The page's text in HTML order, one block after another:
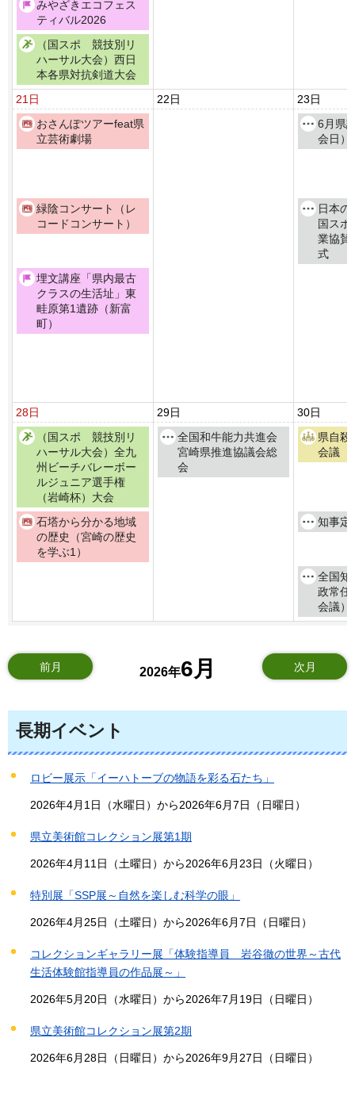
みやざきエコフェス
ティバル2026
（国スポ 競技別リ
ハーサル大会）西日
本各県対抗剣道大会
21日
22日
23日
おさんぽツアーfeat県
立芸術劇場
6月県
会日）
緑陰コンサート（レ
コードコンサート）
日本
国ス
業協
式
埋文講座「県内最古
クラスの生活址」東
畦原第1遺跡（新富
町）
28日 29日
30日
（国スポ 競技別リ
ハーサル大会）全九
州ビーチバレーボー
ルジュニア選手権
（岩崎杯）大会
全国和牛能力共進会
宮崎県推進協議会総
会
県自殺
会議
石塔から分かる地域
の歴史（宮崎の歴史
を学ぶ1）
知事定
全国知
政常任
会議）
前月 2026年6月 次月
長期イベント
ロビー展示「イーハトーブの物語を彩る石たち」
2026年4月1日（水曜日）から2026年6月7日（日曜日）
県立美術館コレクション展第1期
2026年4月11日（土曜日）から2026年6月23日（火曜日）
特別展「SSP展～自然を楽しむ科学の眼」
2026年4月25日（土曜日）から2026年6月7日（日曜日）
コレクションギャラリー展「体験指導員 岩谷徹の世界～古代
生活体験館指導員の作品展～」
2026年5月20日（水曜日）から2026年7月19日（日曜日）
県立美術館コレクション展第2期
2026年6月28日（日曜日）から2026年9月27日（日曜日）